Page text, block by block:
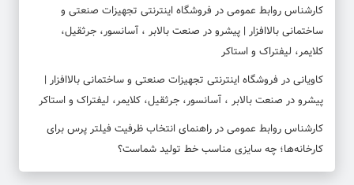
کارشناس روابط عمومیدر فروشگاه اینترنتی تجهیزات صنعتی و
ساختمانی بالاافزار | پیشرو در صنعت بالابر ، آسانسور، جرثقیل،
کلایمر، لیفتراک و استاکر
کاویانیدر فروشگاه اینترنتی تجهیزات صنعتی و ساختمانی بالاافزار |
پیشرو در صنعت بالابر ، آسانسور، جرثقیل، کلایمر، لیفتراک و استاکر
کارشناس روابط عمومیدر راهنمای انتخاب ظرفیت فیلتر پرس برای
کارخانه‌ها؛ چه سایزی مناسب خط تولید شماست؟